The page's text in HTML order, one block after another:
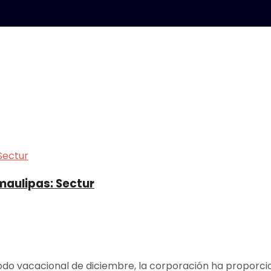
Sectur
vacacional de diciembre, la corporación ha